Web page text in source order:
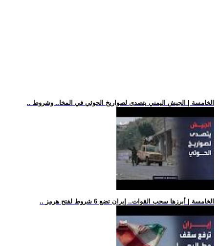
.. الخامسة | الجيش اليمني يتصدى لصواريخ الحوثي في المخا.. وشروط
.. الخامسة | أبرزها سحب القوات.. إيران تضع 6 شروط لفتح هرمز